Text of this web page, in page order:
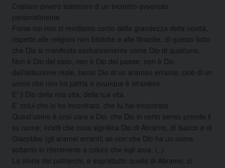
Cristiani ovvero testimoni di un incontro avvenuto
personalmente
Forse noi non ci rendiamo conto della grandezza della novità,
rispetto alle religioni non bibliche e alle filosofie, di questo fatto:
che Dio si manifesta esclusivamente come Dio di qualcuno.
Non è Dio del cielo, non è Dio del paese, non è Dio
dell’istituzione reale, bensì Dio di un arameo errante: cioè di un
uomo che non ha patria e ovunque è straniero.
E’ il Dio della mia vita, della tua vita.
E’ colui che io ho incontrato, che tu hai incontrato.
Quest’uomo è così caro a Dio, che Dio in certo senso prende il
su nome; infatti che cosa significa Dio di Abramo, di Isacco e di
Giacobbe (gli aramei erranti) se non che Dio ha un nome
soltanto in riferimento a coloro che egli ama. (..)
La storia dei patriarchi, e soprattutto quella di Abramo, ci